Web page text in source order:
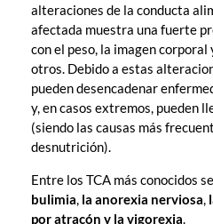
alteraciones de la conducta
afectada muestra una fuerte
con el peso, la imagen
otros. Debido a estas
pueden desencadenar
y, en casos extremos, pueden
(siendo las causas más
desnutrición).
Entre los TCA más conocidos
bulimia, la anorexia nerviosa,
por atracón y la vigorexia.